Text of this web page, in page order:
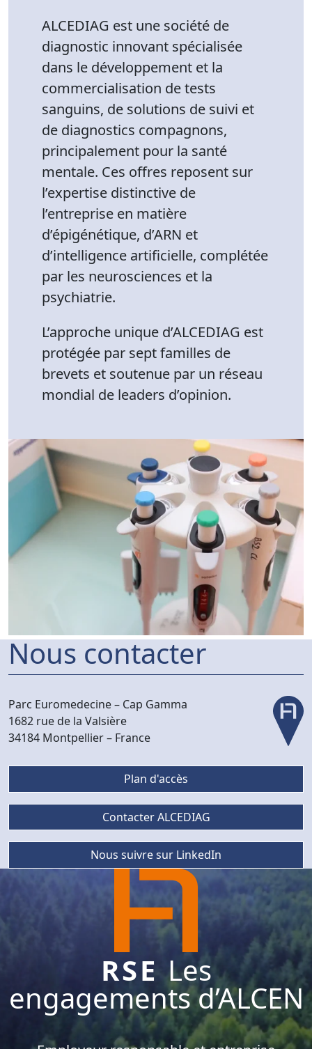
ALCEDIAG est une société de
diagnostic innovant spécialisée
dans le développement et la
commercialisation de tests
sanguins, de solutions de suivi et
de diagnostics compagnons,
principalement pour la santé
mentale. Ces offres reposent sur
l’expertise distinctive de
l’entreprise en matière
d’épigénétique, d’ARN et
d’intelligence artificielle, complétée
par les neurosciences et la
psychiatrie.
L’approche unique d’ALCEDIAG est
protégée par sept familles de
brevets et soutenue par un réseau
mondial de leaders d’opinion.
Nous contacter
Parc Euromedecine – Cap Gamma
1682 rue de la Valsière
34184 Montpellier – France
Plan d'accès
Contacter ALCEDIAG
Nous suivre sur LinkedIn
RSE Les
engagements d’ALCEN